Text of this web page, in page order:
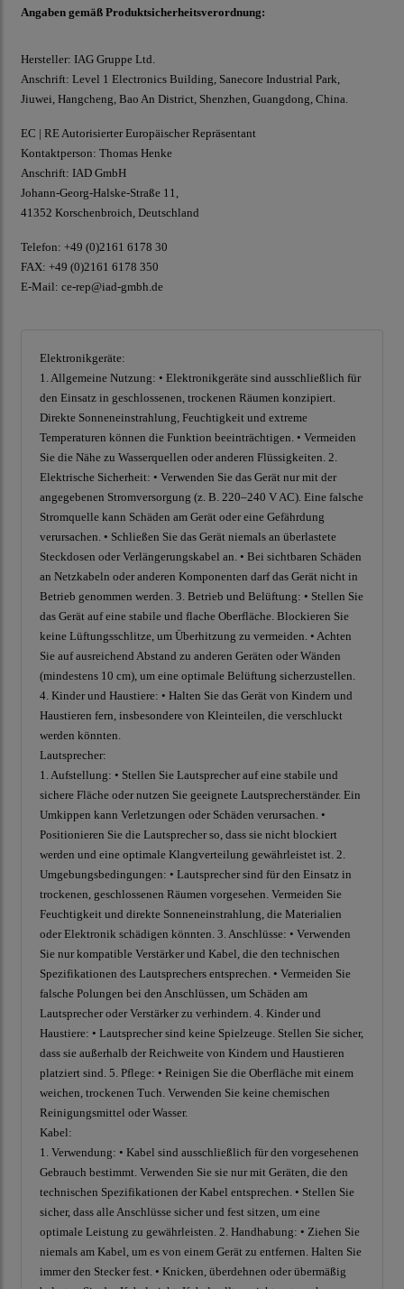
Angaben gemäß Produktsicherheitsverordnung:
Hersteller: IAG Gruppe Ltd.
Anschrift: Level 1 Electronics Building, Sanecore Industrial Park,
Jiuwei, Hangcheng, Bao An District, Shenzhen, Guangdong, China.
EC | RE Autorisierter Europäischer Repräsentant
Kontaktperson: Thomas Henke
Anschrift: IAD GmbH
Johann-Georg-Halske-Straße 11,
41352 Korschenbroich, Deutschland
Telefon: +49 (0)2161 6178 30
FAX: +49 (0)2161 6178 350
E-Mail: ce-rep@iad-gmbh.de
Elektronikgeräte:
1. Allgemeine Nutzung: • Elektronikgeräte sind ausschließlich für
den Einsatz in geschlossenen, trockenen Räumen konzipiert.
Direkte Sonneneinstrahlung, Feuchtigkeit und extreme
Temperaturen können die Funktion beeinträchtigen. • Vermeiden
Sie die Nähe zu Wasserquellen oder anderen Flüssigkeiten. 2.
Elektrische Sicherheit: • Verwenden Sie das Gerät nur mit der
angegebenen Stromversorgung (z. B. 220–240 V AC). Eine falsche
Stromquelle kann Schäden am Gerät oder eine Gefährdung
verursachen. • Schließen Sie das Gerät niemals an überlastete
Steckdosen oder Verlängerungskabel an. • Bei sichtbaren Schäden
an Netzkabeln oder anderen Komponenten darf das Gerät nicht in
Betrieb genommen werden. 3. Betrieb und Belüftung: • Stellen Sie
das Gerät auf eine stabile und flache Oberfläche. Blockieren Sie
keine Lüftungsschlitze, um Überhitzung zu vermeiden. • Achten
Sie auf ausreichend Abstand zu anderen Geräten oder Wänden
(mindestens 10 cm), um eine optimale Belüftung sicherzustellen.
4. Kinder und Haustiere: • Halten Sie das Gerät von Kindern und
Haustieren fern, insbesondere von Kleinteilen, die verschluckt
werden könnten.
Lautsprecher:
1. Aufstellung: • Stellen Sie Lautsprecher auf eine stabile und
sichere Fläche oder nutzen Sie geeignete Lautsprecherständer. Ein
Umkippen kann Verletzungen oder Schäden verursachen. •
Positionieren Sie die Lautsprecher so, dass sie nicht blockiert
werden und eine optimale Klangverteilung gewährleistet ist. 2.
Umgebungsbedingungen: • Lautsprecher sind für den Einsatz in
trockenen, geschlossenen Räumen vorgesehen. Vermeiden Sie
Feuchtigkeit und direkte Sonneneinstrahlung, die Materialien
oder Elektronik schädigen könnten. 3. Anschlüsse: • Verwenden
Sie nur kompatible Verstärker und Kabel, die den technischen
Spezifikationen des Lautsprechers entsprechen. • Vermeiden Sie
falsche Polungen bei den Anschlüssen, um Schäden am
Lautsprecher oder Verstärker zu verhindern. 4. Kinder und
Haustiere: • Lautsprecher sind keine Spielzeuge. Stellen Sie sicher,
dass sie außerhalb der Reichweite von Kindern und Haustieren
platziert sind. 5. Pflege: • Reinigen Sie die Oberfläche mit einem
weichen, trockenen Tuch. Verwenden Sie keine chemischen
Reinigungsmittel oder Wasser.
Kabel:
1. Verwendung: • Kabel sind ausschließlich für den vorgesehenen
Gebrauch bestimmt. Verwenden Sie sie nur mit Geräten, die den
technischen Spezifikationen der Kabel entsprechen. • Stellen Sie
sicher, dass alle Anschlüsse sicher und fest sitzen, um eine
optimale Leistung zu gewährleisten. 2. Handhabung: • Ziehen Sie
niemals am Kabel, um es von einem Gerät zu entfernen. Halten Sie
immer den Stecker fest. • Knicken, überdehnen oder übermäßig